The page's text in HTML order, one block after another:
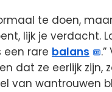
te doen,
lijk je verdacht.
een rare balans
dat ze eerlijk
van wantrouwen